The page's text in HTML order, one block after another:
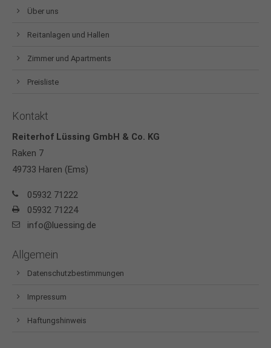
Über uns
Reitanlagen und Hallen
Zimmer und Apartments
Preisliste
Kontakt
Reiterhof Lüssing GmbH & Co. KG
Raken 7
49733 Haren (Ems)
05932 71222
05932 71224
info@luessing.de
Allgemein
Datenschutzbestimmungen
Impressum
Haftungshinweis